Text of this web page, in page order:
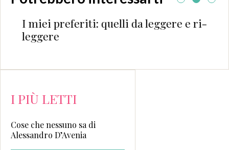
I miei preferiti: quelli da leggere e ri-
leggere
I PIÙ LETTI
Cose che nessuno sa di
Alessandro D’Avenia